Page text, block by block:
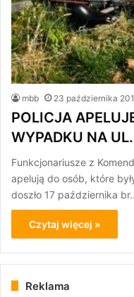
mbb 23 października
POLICJA
WYPADKU NA
Funkcjonariusze z
apelują do osób, które
doszło 17 października
Czytaj więcej »
Reklama